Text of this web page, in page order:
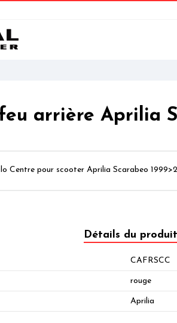
arrière Aprilia
Centre pour scooter Aprilia Scarabeo
Détails du produit
CAFRSCC
rouge
Aprilia